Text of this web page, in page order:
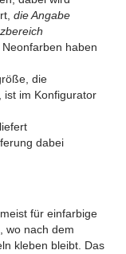
die Angabe
haben
die
ist im Konfigurator
dabei
für einfarbige
wo nach dem
kleben bleibt. Das